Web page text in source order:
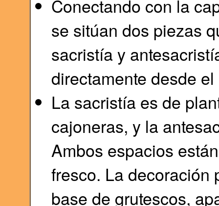
Conectando con la
se sitúan dos piezas
sacristía y
directamente desde
La sacristía es de
cajoneras, y la
Ambos espacios
fresco. La decoración
base de grutescos,